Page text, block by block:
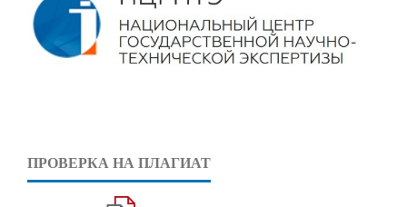
ПРОВЕРКА НА ПЛАГИАТ